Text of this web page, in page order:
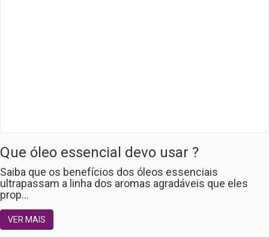
Que óleo essencial devo usar ?
Saiba que os benefícios dos óleos essenciais
ultrapassam a linha dos aromas agradáveis que eles
prop...
VER MAIS